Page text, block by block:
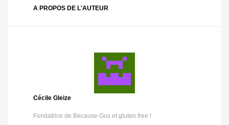
A PROPOS DE L'AUTEUR
Cécile Gleize
Fondatrice de Because Gus et gluten free !